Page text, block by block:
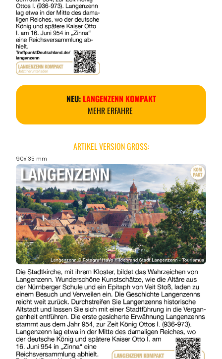
NEU: LANGENZENN KOMPAKT
MEHR ERFAHRE
ARTIKEL VERSION GROSS:
90x135 mm